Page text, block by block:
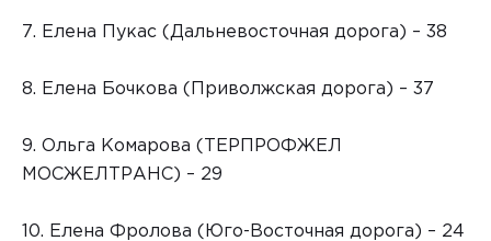
7. Елена Пукас (Дальневосточная дорога) – 38
8. Елена Бочкова (Приволжская дорога) – 37
9. Ольга Комарова (ТЕРПРОФЖЕЛ
МОСЖЕЛТРАНС) – 29
10. Елена Фролова (Юго-Восточная дорога) – 24